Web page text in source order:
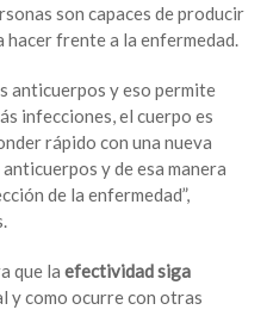
son capaces de producir
frente a la enfermedad.
anticuerpos y eso permite
infecciones, el cuerpo es
rápido con una nueva
y de esa manera
de la enfermedad”,
que laefectividad siga
y como ocurre con otras